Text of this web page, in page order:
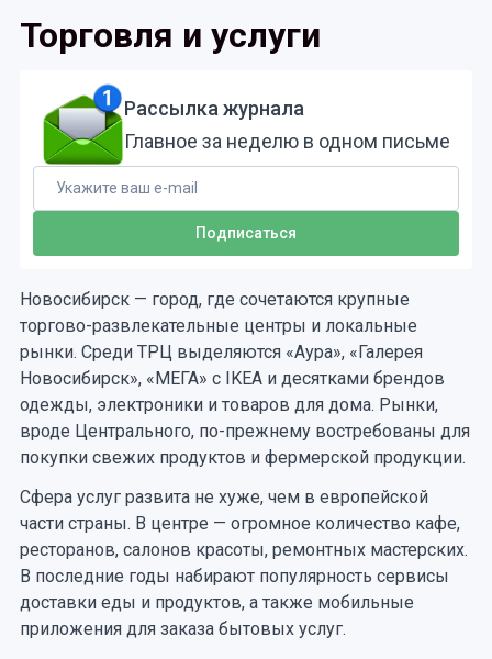
Торговля и услуги
Рассылка журнала
Главное за неделю в одном письме
Новосибирск — город, где сочетаются крупные
торгово-развлекательные центры и локальные
рынки. Среди ТРЦ выделяются «Аура», «Галерея
Новосибирск», «МЕГА» с IKEA и десятками брендов
одежды, электроники и товаров для дома. Рынки,
вроде Центрального, по-прежнему востребованы для
покупки свежих продуктов и фермерской продукции.
Сфера услуг развита не хуже, чем в европейской
части страны. В центре — огромное количество кафе,
ресторанов, салонов красоты, ремонтных мастерских.
В последние годы набирают популярность сервисы
доставки еды и продуктов, а также мобильные
приложения для заказа бытовых услуг.